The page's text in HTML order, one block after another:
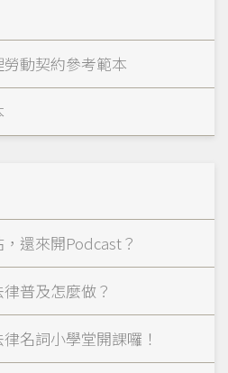
動契約參考範本
還來開Podcast？
普及怎麼做？
名詞小學堂開課囉！